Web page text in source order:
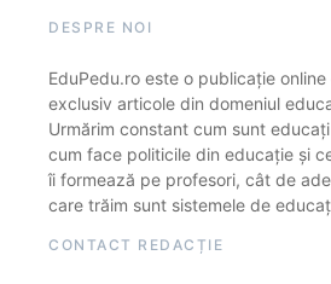
DESPRE NOI
EduPedu.ro este o publicație
exclusiv articole din domeniul
Urmărim constant cum sunt
cum face politicile din educație și
îi formează pe profesori, cât de
care trăim sunt sistemele de
CONTACT REDACȚIE